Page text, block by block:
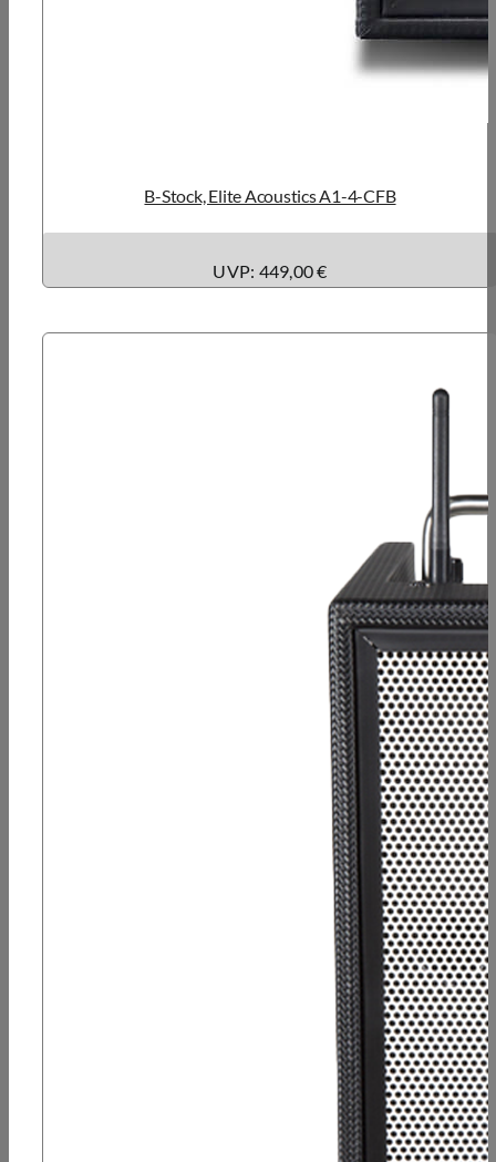
B-Stock, Elite Acoustics A1-4-CFB
UVP: 449,00 €